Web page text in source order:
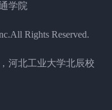
学院
Rights Reserved.
河北工业大学北辰校